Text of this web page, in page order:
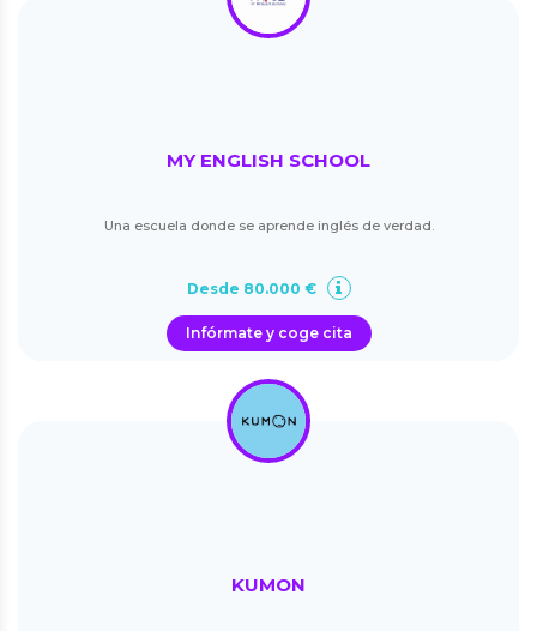
MY ENGLISH SCHOOL
Una escuela donde se aprende inglés de verdad.
Desde 80.000 €
Infórmate y coge cita
KUMON